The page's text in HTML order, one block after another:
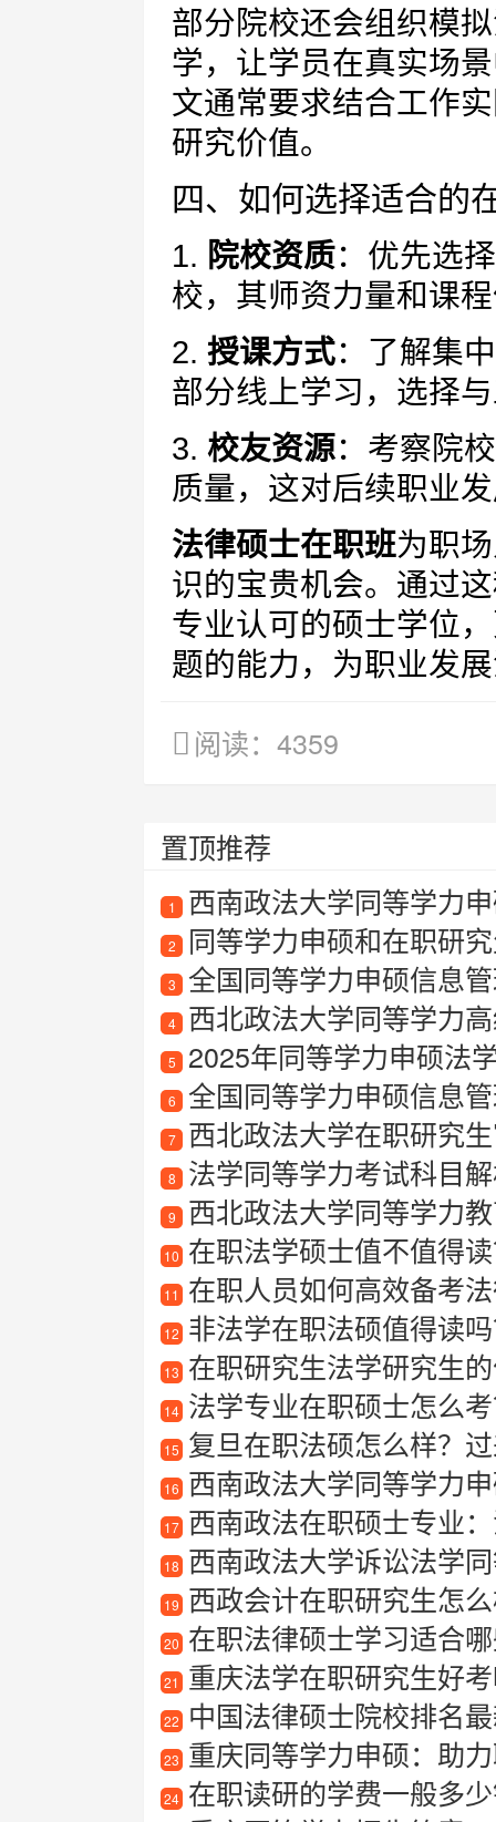
部分院校还会组织模
学，让学员在真实场
文通常要求结合工作
研究价值。
四、如何选择适合的
1. 院校资质：优先选
校，其师资力量和课
2. 授课方式：了解集
部分线上学习，选择
3. 校友资源：考察院
质量，这对后续职业
法律硕士在职班为职
识的宝贵机会。通过
专业认可的硕士学位
题的能力，为职业发
阅读：4359
置顶推荐
1 西南政法大学同等学力
2 同等学力申硕和在职研
3 全国同等学力申硕信息
4 西北政法大学同等学力
5 2025年同等学力申硕法
6 全国同等学力申硕信息
7 西北政法大学在职研究
8 法学同等学力考试科目
9 西北政法大学同等学力
10 在职法学硕士值不值得
11 在职人员如何高效备考法
12 非法学在职法硕值得读
13 在职研究生法学研究生
14 法学专业在职硕士怎么
15 复旦在职法硕怎么样？
16 西南政法大学同等学力
17 西南政法在职硕士专业
18 西南政法大学诉讼法学
19 西政会计在职研究生怎
20 在职法律硕士学习适合哪些
21 重庆法学在职研究生好
22 中国法律硕士院校排名
23 重庆同等学力申硕：助
24 在职读研的学费一般多